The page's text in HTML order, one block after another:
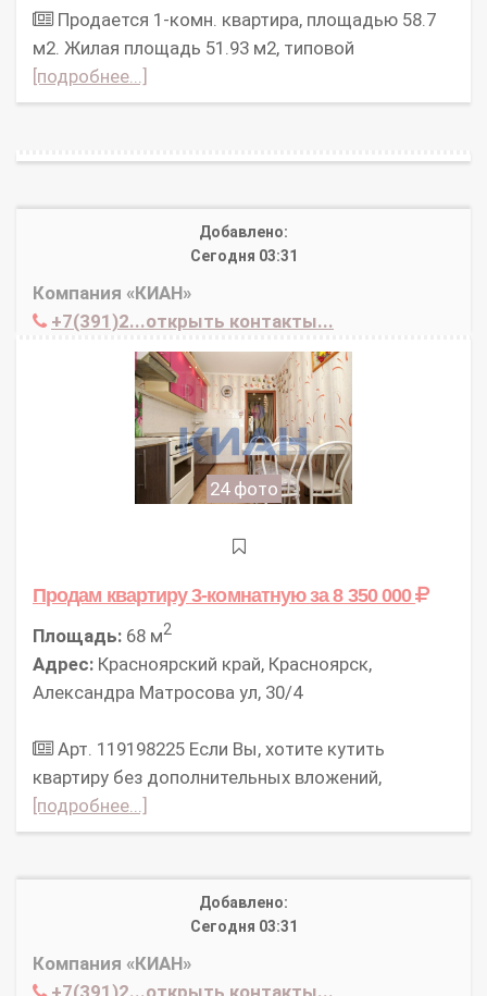
Продается 1-комн. квартира, площадью 58.7
м2. Жилая площадь 51.93 м2, типовой
[подробнее...]
Добавлено:
Сегодня 03:31
Компания «КИАН»
+7(391)2...открыть контакты...
24 фото
Продам квартиру 3-комнатнуюза 8 350 000
Площадь: 68 м2
Адрес: Красноярский край, Красноярск,
Александра Матросова ул, 30/4
Арт. 119198225 Если Вы, хотите кутить
квартиру без дополнительных вложений,
[подробнее...]
Добавлено:
Сегодня 03:31
Компания «КИАН»